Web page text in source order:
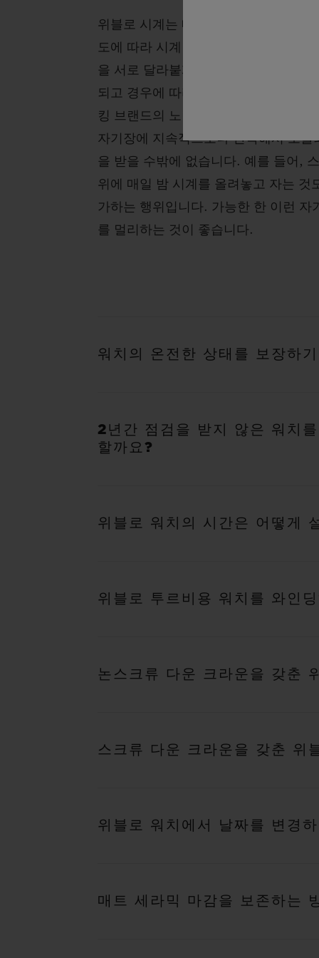
위블로 시계는 매일 다양한 자기장에
도에 따라 시계 작동이 멈출 수 있습니
을 서로 달라붙게 만들어 시계 속도가
되고 경우에 따라 작동이 멈추기도 합
킹 브랜드의 노력에도 불구하고, 소중
자기장에 지속적으로나 반복해서 노출
을 받을 수밖에 없습니다. 예를 들어,
위에 매일 밤 시계를 올려놓고 자는 것
가하는 행위입니다. 가능한 한 이런 자
를 멀리하는 것이 좋습니다.
워치의 온전한 상태를 보장하
2년간 점검을 받지 않은 워치
할까요?
위블로 워치의 시간은 어떻게
위블로 투르비용 워치를 와인
논스크류 다운 크라운을 갖춘
스크류 다운 크라운을 갖춘 위
위블로 워치에서 날짜를 변경
매트 세라믹 마감을 보존하는